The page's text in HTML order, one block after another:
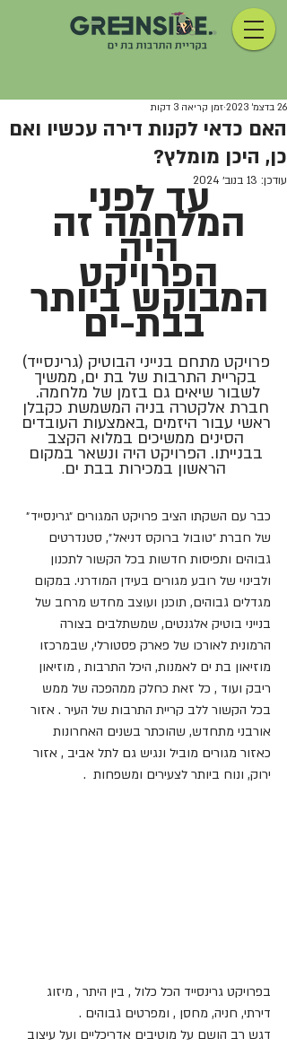
האם כדאי לקנות דירה עכשיו ואם
כן, היכן מומלץ?
26 בדצמ׳ 2023 זמן קריאה 3 דקות
עודכן: 13 בנוב׳ 2024 עד לפני
המלחמה זה
היה
הפרויקט
המבוקש ביותר
בבת-ים
פרויקט מתחם בנייני הבוטיק (גרינסייד)
בקריית התרבות של בת ים, ממשיך
לשבור שיאים גם בזמן של מלחמה.
חברת אלקטרה בניה המשמשת כקבלן
ראשי עבור היזמים ,באמצעות העובדים
הסינים ממשיכים במלוא הקצב
בבנייתו. הפרויקט היה ונשאר במקום
הראשון במכירות בבת ים.
כבר עם השקתו הציב פרויקט המגורים ״גרינסייד״
של חברת ״טובול ברוקס דניאל״, סטנדרטים
גבוהים ותפיסות חדשות בכל הקשור לתכנון
ולבינוי של רובע מגורים בעידן המודרני. במקום
מגדלים גבוהים, תוכנן ועוצב מחדש מרחב של
בנייני בוטיק אלגנטים, שמשתלבים בצורה
הרמונית לאורכו של פארק פסטורלי, שבמרכזו
מוזיאון בת ים לאמנות, היכל התרבות , מוזיאון
ריבק ועוד , כל זאת כחלק ממהפכה של ממש
בכל הקשור ללב קריית התרבות של העיר . אזור
אורבני מתחדש, שהוכתר בשנים האחרונות
כאזור מגורים מוביל ונגיש גם לתל אביב , אזור
ירוק, ונוח ביותר לצעירים ומשפחות  .
בפרויקט גרינסייד הכל כלול , בין היתר , מיזוג
דירתי, חניה, מחסן , ומפרטים גבוהים .
דגש רב הושם על מוטיבים אדריכליים ועל עיצוב